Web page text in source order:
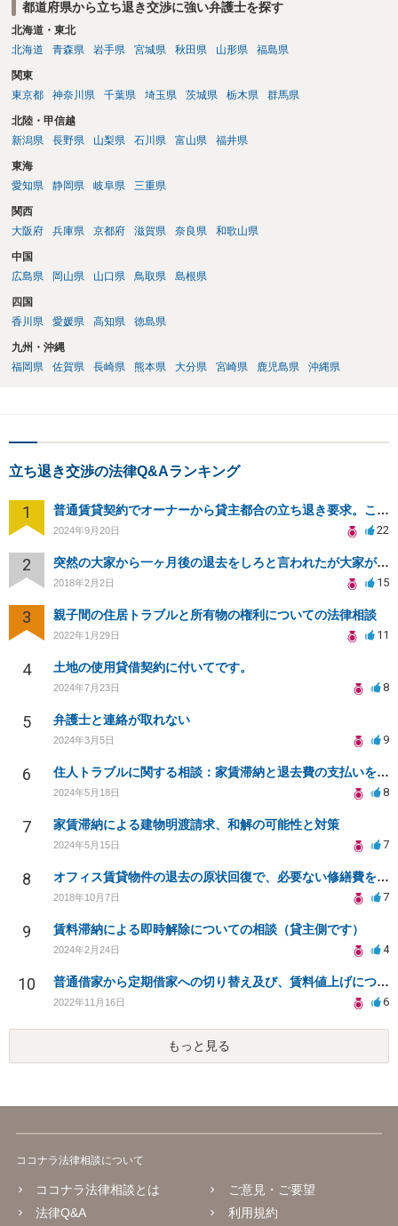
都道府県から立ち退き交渉に強い弁護士を探す
北海道・東北
北海道
青森県 岩手県 宮城県 秋田県 山形県 福島県
関東
東京都
神奈川県 千葉県 埼玉県 茨城県 栃木県 群馬県
北陸・甲信越
新潟県
長野県 山梨県 石川県 富山県 福井県
東海
愛知県
静岡県 岐阜県 三重県
関西
大阪府
兵庫県 京都府 滋賀県 奈良県 和歌山県
中国
広島県
岡山県 山口県 鳥取県 島根県
四国
香川県
愛媛県 高知県 徳島県
九州・沖縄
福岡県
佐賀県 長崎県 熊本県 大分県 宮崎県 鹿児島県 沖縄県
立ち退き交渉の法律Q&Aランキング
1 普通賃貸契約でオーナーから貸主都合の立ち退き要求。このまま住み続けるには？
2024年9月20日 22
2 突然の大家から一ヶ月後の退去をしろと言われたが大家が損害請求に応じない
2018年2月2日 15
3 親子間の住居トラブルと所有物の権利についての法律相談
2022年1月29日 11
4 土地の使用貸借契約に付いてです。
2024年7月23日 8
5 弁護士と連絡が取れない
2024年3月5日 9
6 住人トラブルに関する相談：家賃滞納と退去費の支払いを拒否され、管理鍵の横領も発生
2024年5月18日 8
7 家賃滞納による建物明渡請求、和解の可能性と対策
2024年5月15日 7
8 オフィス賃貸物件の退去の原状回復で、必要ない修繕費を請求されている
2018年10月7日 7
9 賃料滞納による即時解除についての相談（貸主側です）
2024年2月24日 4
10 普通借家から定期借家への切り替え及び、賃料値上げについて
2022年11月16日 6
もっと見る
ココナラ法律相談について
ココナラ法律相談とは
法律Q&A
ご意見・ご要望
利用規約